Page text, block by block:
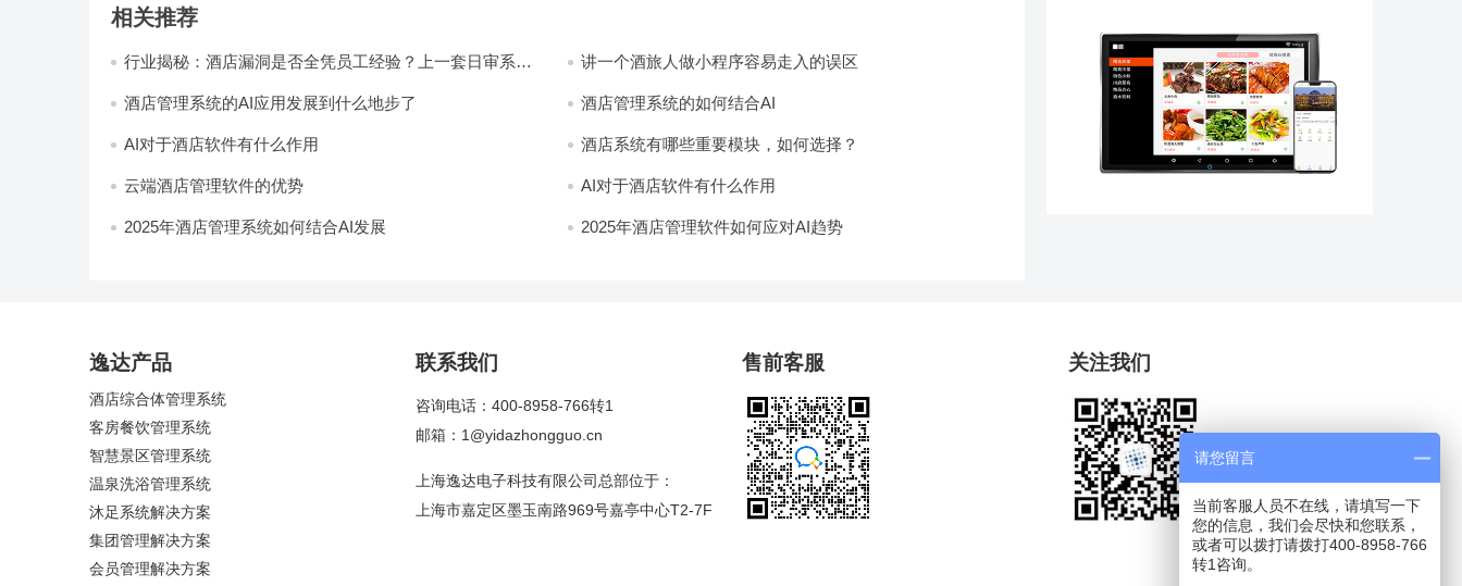
相关推荐
行业揭秘：酒店漏洞是否全凭员工经验？上一套日审系
讲一个酒旅人做小程序容易走入的误区
酒店管理系统的AI应用发展到什么地步了 酒店管理系统的如何结合AI
AI对于酒店软件有什么作用 酒店系统有哪些重要模块，如何选择？
云端酒店管理软件的优势 AI对于酒店软件有什么作用
2025年酒店管理系统如何结合AI发展 2025年酒店管理软件如何应对AI趋势
逸达产品
酒店综合体管理系统
客房餐饮管理系统
智慧景区管理系统
温泉洗浴管理系统
沐足系统解决方案
集团管理解决方案
会员管理解决方案
联系我们
咨询电话：400-8958-766转1
邮箱：1@yidazhongguo.cn
上海逸达电子科技有限公司总部位于：
上海市嘉定区墨玉南路969号嘉亭中心T2-7F
售前客服 关注我们
请您留言
当前客服人员不在线，请填写一下
您的信息，我们会尽快和您联系，
或者可以拨打请拨打400-8958-766
转1咨询。